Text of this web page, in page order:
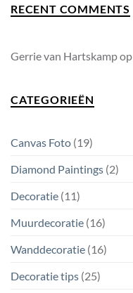
wat
hang
muur?
RECENT COMMENTS
Gerrie van Hartskampop
CATEGORIEËN
Canvas Foto (19)
Diamond Paintings (2)
Decoratie (11)
Muurdecoratie (16)
Wanddecoratie (16)
Decoratie tips (25)